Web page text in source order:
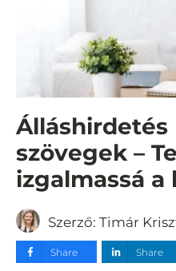
Álláshirdetés
szövegek –
izgalmassá
Szerző: Timár
Share Share